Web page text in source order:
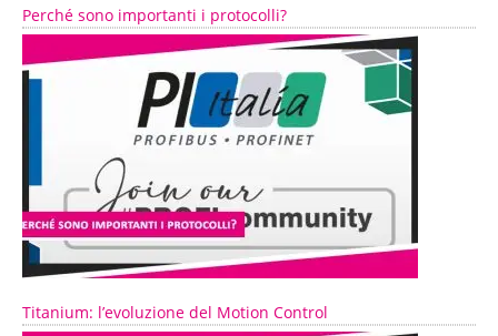
Perché sono importanti i protocolli?
Titanium: l’evoluzione del Motion Control